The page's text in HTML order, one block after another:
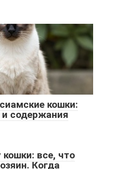
кошки:
и содержания
все, что
Когда